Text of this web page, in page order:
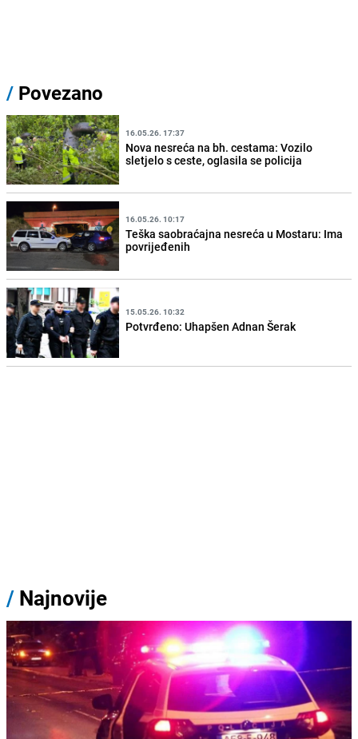
/ Povezano
16.05.26. 17:37
Nova nesreća na bh. cestama: Vozilo
sletjelo s ceste, oglasila se policija
16.05.26. 10:17
Teška saobraćajna nesreća u Mostaru: Ima
povrijeđenih
15.05.26. 10:32
Potvrđeno: Uhapšen Adnan Šerak
/ Najnovije